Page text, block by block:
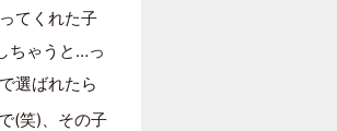
てくれた子
ちゃうと…っ
選ばれたら
(笑)、その子